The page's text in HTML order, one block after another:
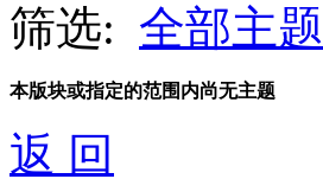
筛选: 全部主题
本版块或指定的范围内尚无主题
返 回